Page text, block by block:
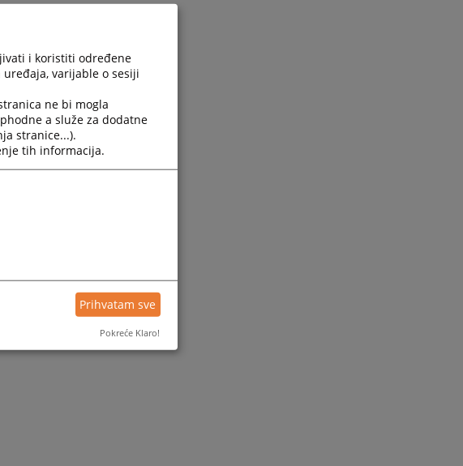
i koristiti određene
varijable o sesiji
ne bi mogla
a služe za dodatne
stranice...).
tih informacija.
Prihvatam sve
Pokreće Klaro!